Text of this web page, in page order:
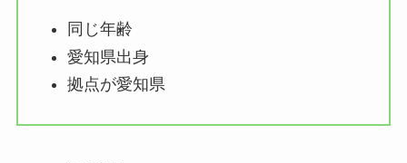
同じ年齢
愛知県出身
拠点が愛知県